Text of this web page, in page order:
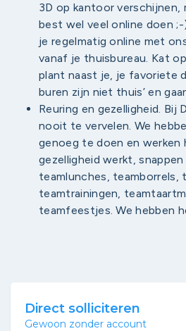
3D op kantoor verschijnen,
best wel veel online doen
je regelmatig online met
vanaf je thuisbureau. Kat
plant naast je, je favoriete
buren zijn niet thuis’ en
Reuring en gezelligheid. Bij
nooit te vervelen. We
genoeg te doen en werken
gezelligheid werkt,
teamlunches, teamborrels,
teamtrainingen,
teamfeestjes. We hebben
Direct solliciteren
Gewoon zonder account